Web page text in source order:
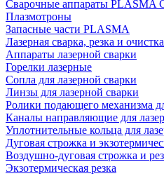
Сварочные аппараты PLASMA
Плазмотроны
Запасные части PLASMA
Лазерная сварка, резка и очистка
Аппараты лазерной сварки
Горелки лазерные
Сопла для лазерной сварки
Линзы для лазерной сварки
Ролики подающего механизма
Каналы направляющие для
Уплотнительные кольца для
Дуговая строжка и
Воздушно-дуговая строжка и
Экзотермическая резка